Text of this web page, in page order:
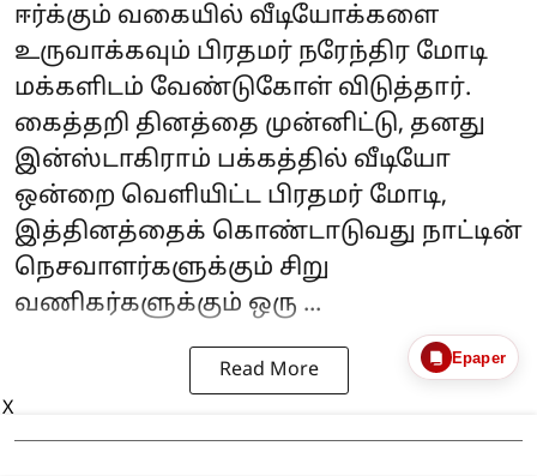
ஈர்க்கும் வகையில் வீடியோக்களை
உருவாக்கவும் பிரதமர் நரேந்திர மோடி
மக்களிடம் வேண்டுகோள் விடுத்தார்.
கைத்தறி தினத்தை முன்னிட்டு, தனது
இன்ஸ்டாகிராம் பக்கத்தில் வீடியோ
ஒன்றை வெளியிட்ட பிரதமர் மோடி,
இத்தினத்தைக் கொண்டாடுவது நாட்டின்
நெசவாளர்களுக்கும் சிறு
வணிகர்களுக்கும் ஒரு ...
Read More
Epaper
X